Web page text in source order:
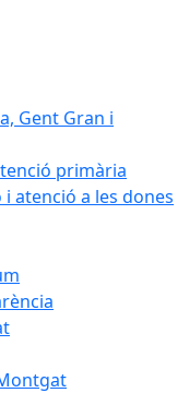
Gent Gran i
primària
atenció a les dones